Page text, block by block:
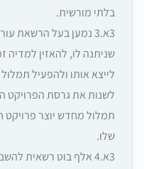
בלתי מורשית.
3א.3 נמען בעל הרשאת
שניתנה לו, להאזין
לייצא אותו ולהפעיל
לשנות את גרסת הפרויקט
תמלול מחדש יוצר
שלו.
3א.4 אלף בוט רשאית